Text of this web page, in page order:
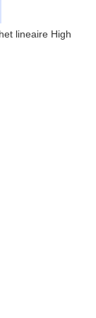
lineaire High